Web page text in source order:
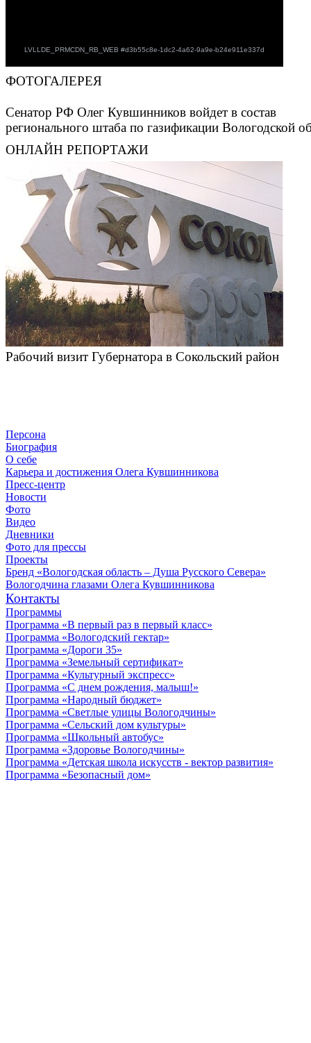
ФОТОГАЛЕРЕЯ
Сенатор РФ Олег Кувшинников войдет в состав
регионального штаба по газификации Вологодской
ОНЛАЙН РЕПОРТАЖИ
Рабочий визит Губернатора в Сокольский район
Персона
Биография
О себе
Карьера и достижения Олега Кувшинникова
Пресс-центр
Новости
Фото
Видео
Дневники
Фото для прессы
Проекты
Бренд «Вологодская область – Душа Русского Севера»
Вологодчина глазами Олега Кувшинникова
Контакты
Программы
Программа «В первый раз в первый класс»
Программа «Вологодский гектар»
Программа «Дороги 35»
Программа «Земельный сертификат»
Программа «Культурный экспресс»
Программа «С днем рождения, малыш!»
Программа «Народный бюджет»
Программа «Светлые улицы Вологодчины»
Программа «Сельский дом культуры»
Программа «Школьный автобус»
Программа «Здоровье Вологодчины»
Программа «Детская школа искусств - вектор развития»
Программа «Безопасный дом»